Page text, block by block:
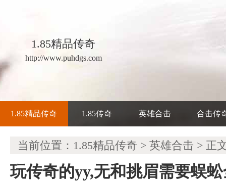
1.85精品传奇
http://www.puhdgs.com
1.85精品传奇 1.85传奇 英雄合击 合击传
当前位置： 1.85精品传奇 > 英雄合击 > 正
玩传奇的yy,无和挑眉需要蜈